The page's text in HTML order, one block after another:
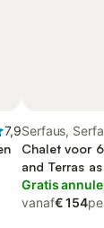
7,9Serfaus,
Chalet voor
and Terras
Gratis
vanaf€ 154